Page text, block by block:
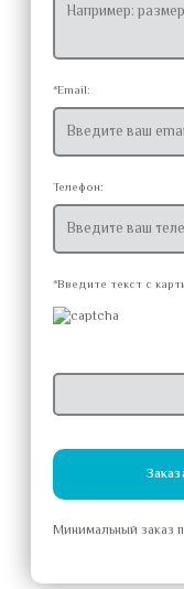
*Email:
Телефон:
*Введите текст с
Минимальный заказ